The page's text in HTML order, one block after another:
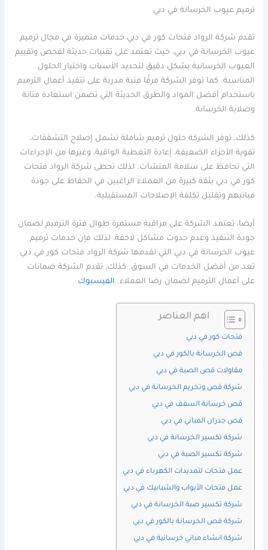
ترميم عيوب الخرسانة في دبي
تقدم شركة الرواد فتحات كور في دبي خدمات متميزة في مجال ترميم
عيوب الخرسانة في دبي، حيث تعتمد على تقنيات حديثة لفحص وتقييم
العيوب الخرسانية بشكل دقيق لتحديد الأسباب واختيار الحلول
المناسبة. كما توفر الشركة فرقًا فنية مدربة على تنفيذ أعمال الترميم
باستخدام أفضل المواد والطرق الحديثة التي تضمن استعادة متانة
وصلابة الخرسانة.
كذلك، توفر الشركة حلول ترميم شاملة تشمل إصلاح التشققات،
تقوية الأجزاء الضعيفة، إعادة التغطية الواقية، وغيرها من الإجراءات
التي تحافظ على سلامة المنشآت. لذلك تحظى شركة الرواد فتحات
كور في دبي بثقة كبيرة من العملاء الراغبين في الحفاظ على جودة
مبانيهم وتقليل تكلفة الإصلاحات المستقبلية.
أيضا، تعتمد الشركة على مراقبة مستمرة طوال فترة الترميم لضمان
جودة التنفيذ وعدم حدوث مشاكل لاحقة، لذلك فإن خدمات ترميم
عيوب الخرسانة في دبي التي تقدمها شركة الرواد فتحات كور في دبي
تعد من أفضل الخدمات في السوق. كذلك، تقدم الشركة ضمانات
على أعمال الترميم لضمان رضا العملاء. الفيسبوك
اهم العناصر
فتحات كور في دبي
قص الخرسانة بالكور في دبي
مقاولات قص الصبة في دبي
شركة قص وتخريم الخرسانة في دبي
قص خرسانة السقف في دبي
قص جدران المباني في دبي
شركة تكسير الخرسانة في دبي
شركة تكسير الصبة في دبي
عمل فتحات لتمديدات الكهرباء في دبي
عمل فتحات الأبواب والشبابيك في دبي
شركة تكسير صبة الخرسانة في دبي
شركة قص الخرسانة بالكور في دبي
شركة انشاء مباني خرسانية في دبي